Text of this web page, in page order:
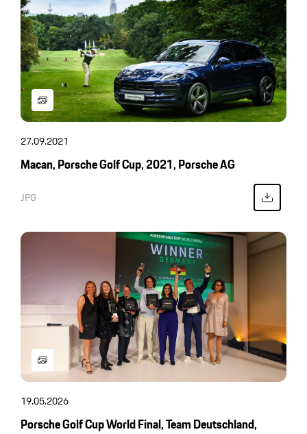
27.09.2021
Macan, Porsche Golf Cup, 2021, Porsche AG
JPG
19.05.2026
Porsche Golf Cup World Final, Team Deutschland,